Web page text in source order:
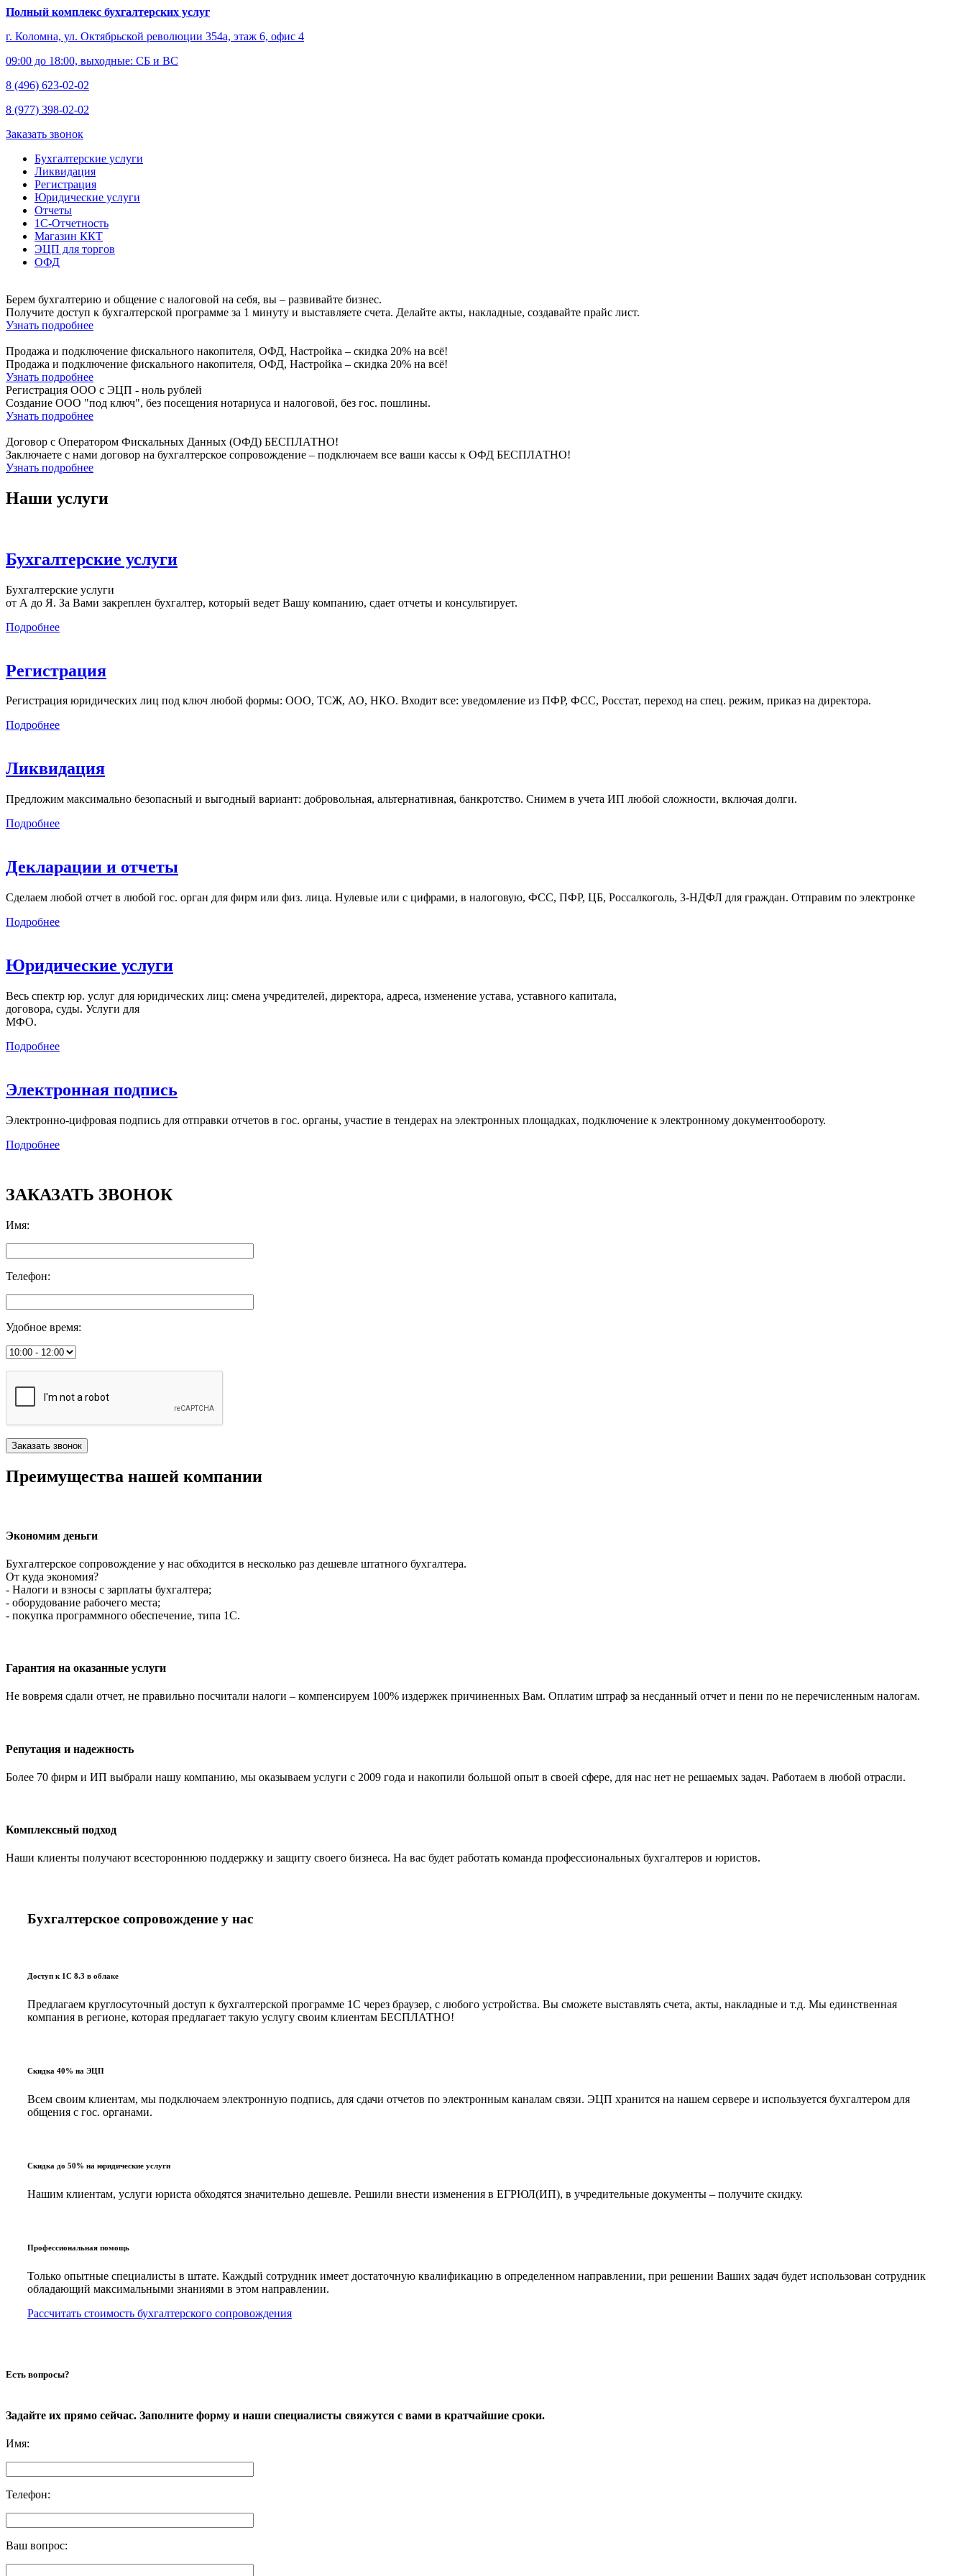
Полный комплекс бухгалтерских услуг
г. Коломна, ул. Октябрьской революции 354а, этаж 6, офис 4
09:00 до 18:00, выходные: СБ и ВС
8 (496) 623-02-02
8 (977) 398-02-02
Заказать звонок
Бухгалтерские услуги
Ликвидация
Регистрация
Юридические услуги
Отчеты
1С-Отчетность
Магазин ККТ
ЭЦП для торгов
ОФД
Берем бухгалтерию и общение с налоговой на себя, вы – развивайте бизнес.
Получите доступ к бухгалтерской программе за 1 минуту и выставляете счета. Делайте акты, накладные, создавайте прайс лист.
Узнать подробнее
Продажа и подключение фискального накопителя, ОФД, Настройка – скидка 20% на всё!
Продажа и подключение фискального накопителя, ОФД, Настройка – скидка 20% на всё!
Узнать подробнее
Регистрация ООО с ЭЦП - ноль рублей
Создание ООО "под ключ", без посещения нотариуса и налоговой, без гос. пошлины.
Узнать подробнее
Договор с Оператором Фискальных Данных (ОФД) БЕСПЛАТНО!
Заключаете с нами договор на бухгалтерское сопровождение – подключаем все ваши кассы к ОФД БЕСПЛАТНО!
Узнать подробнее
Наши услуги
Бухгалтерские услуги
Бухгалтерские услуги
от А до Я. За Вами закреплен бухгалтер, который ведет Вашу компанию, сдает отчеты и консультирует.
Подробнее
Регистрация
Регистрация юридических лиц под ключ любой формы: ООО, ТСЖ, АО, НКО. Входит все: уведомление из ПФР, ФСС, Росстат, переход на спец. режим, приказ на директора.
Подробнее
Ликвидация
Предложим максимально безопасный и выгодный вариант: добровольная, альтернативная, банкротство. Снимем в учета ИП любой сложности, включая долги.
Подробнее
Декларации и отчеты
Сделаем любой отчет в любой гос. орган для фирм или физ. лица. Нулевые или с цифрами, в налоговую, ФСС, ПФР, ЦБ, Россалкоголь, 3-НДФЛ для граждан. Отправим по электронке
Подробнее
Юридические услуги
Весь спектр юр. услуг для юридических лиц: смена учредителей, директора, адреса, изменение устава, уставного капитала,
договора, суды. Услуги для
МФО.
Подробнее
Электронная подпись
Электронно-цифровая подпись для отправки отчетов в гос. органы, участие в тендерах на электронных площадках, подключение к электронному документообороту.
Подробнее
ЗАКАЗАТЬ ЗВОНОК
Имя:
Телефон:
Удобное время:
Преимущества нашей компании
Экономим деньги
Бухгалтерское сопровождение у нас обходится в несколько раз дешевле штатного бухгалтера.
От куда экономия?
- Налоги и взносы с зарплаты бухгалтера;
- оборудование рабочего места;
- покупка программного обеспечение, типа 1С.
Гарантия на оказанные услуги
Не вовремя сдали отчет, не правильно посчитали налоги – компенсируем 100% издержек причиненных Вам. Оплатим штраф за несданный отчет и пени по не перечисленным налогам.
Репутация и надежность
Более 70 фирм и ИП выбрали нашу компанию, мы оказываем услуги с 2009 года и накопили большой опыт в своей сфере, для нас нет не решаемых задач. Работаем в любой отрасли.
Комплексный подход
Наши клиенты получают всестороннюю поддержку и защиту своего бизнеса. На вас будет работать команда профессиональных бухгалтеров и юристов.
Бухгалтерское сопровождение у нас
Доступ к 1С 8.3 в облаке
Предлагаем круглосуточный доступ к бухгалтерской программе 1С через браузер, с любого устройства. Вы сможете выставлять счета, акты, накладные и т.д. Мы единственная
компания в регионе, которая предлагает такую услугу своим клиентам БЕСПЛАТНО!
Скидка 40% на ЭЦП
Всем своим клиентам, мы подключаем электронную подпись, для сдачи отчетов по электронным каналам связи. ЭЦП хранится на нашем сервере и используется бухгалтером для
общения с гос. органами.
Скидка до 50% на юридические услуги
Нашим клиентам, услуги юриста обходятся значительно дешевле. Решили внести изменения в ЕГРЮЛ(ИП), в учредительные документы – получите скидку.
Профессиональная помощь
Только опытные специалисты в штате. Каждый сотрудник имеет достаточную квалификацию в определенном направлении, при решении Ваших задач будет использован сотрудник
обладающий максимальными знаниями в этом направлении.
Рассчитать стоимость бухгалтерского сопровождения
Есть вопросы?
Задайте их прямо сейчас. Заполните форму и наши специалисты свяжутся с вами в кратчайшие сроки.
Имя:
Телефон:
Ваш вопрос: